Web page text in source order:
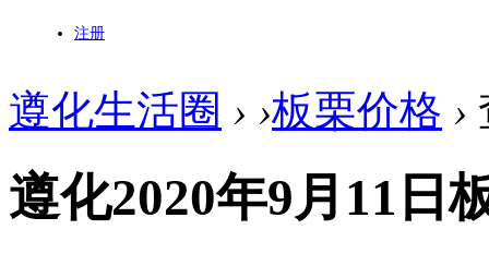
注册
遵化生活圈 › ›板栗价格 ›
遵化2020年9月11日